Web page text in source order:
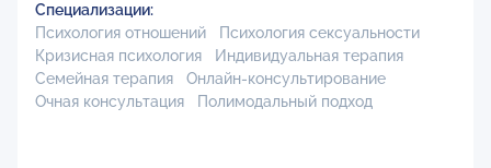
Специализации:
Психология отношений
Психология сексуальности
Кризисная психология
Индивидуальная терапия
Семейная терапия
Онлайн-консультирование
Очная консультация
Полимодальный подход